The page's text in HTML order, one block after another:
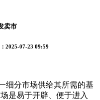
卖市
2025-07-23 09:59
分市场供给其所需的基
是易于开辟、便于进入